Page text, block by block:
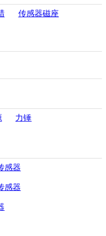
传感器磁座
力锤
感器
感器